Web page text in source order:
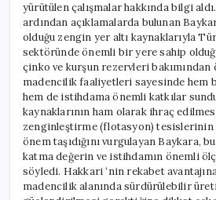
yürütülen çalışmalar hakkında bilgi
ardından açıklamalarda bulunan
olduğu zengin yer altı kaynaklarıyla
sektöründe önemli bir yere sahip
çinko ve kurşun rezervleri bakımından
madencilik faaliyetleri sayesinde hem
hem de istihdama önemli katkılar
kaynaklarının ham olarak ihraç
zenginleştirme (flotasyon) tesislerinin
önem taşıdığını vurgulayan Baykara,
katma değerin ve istihdamın önemli
söyledi. Hakkari ‘nin rekabet
madencilik alanında sürdürülebilir